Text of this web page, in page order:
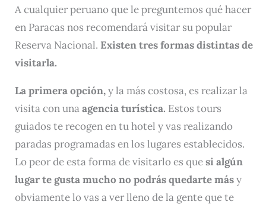
A cualquier peruano que le preguntemos qué hacer
en Paracas nos recomendará visitar su popular
Reserva Nacional. Existen tres formas distintas de
visitarla.
La primera opción,y la más costosa, es realizar la
visita con unaagencia turística. Estos tours
guiados te recogen en tu hotel y vas realizando
paradas programadas en los lugares establecidos.
Lo peor de esta forma de visitarlo es quesi algún
lugar te gusta mucho no podrás quedarte másy
obviamente lo vas a ver lleno de la gente que te